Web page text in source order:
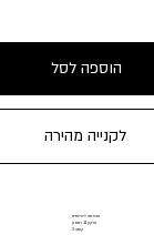
הבורסה ליהלומים
הרקון 11, רמת גן
קומה 3
הוספה לסל
לקנייה מהירה